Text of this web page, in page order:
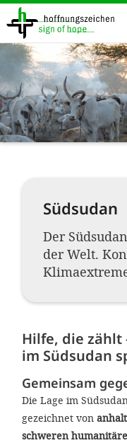
Direkt
zum
Inhalt
Südsudan
Der
der Welt.
Hilfe, die zählt
im Südsudan
Gemeinsam
Die Lage im
gezeichnet von
schweren